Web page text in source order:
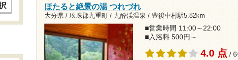
ほたると絶景の湯 つれづれ
大分県 / 玖珠郡九重町 / 九酔渓温泉 / 豊後中村駅5.82km
■営業時間 11:00～22:00
■入浴料 500円～
4.0 点 /